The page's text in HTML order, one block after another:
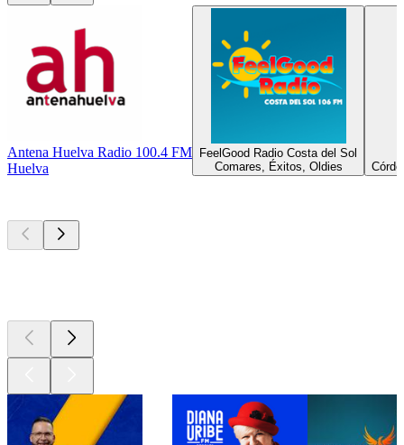
Antena Huelva Radio 100.4 FM
Huelva
FeelGood Radio Costa del Sol
Comares, Éxitos, Oldies